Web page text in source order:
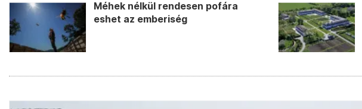
Méhek nélkül rendesen pofára
eshet az emberiség